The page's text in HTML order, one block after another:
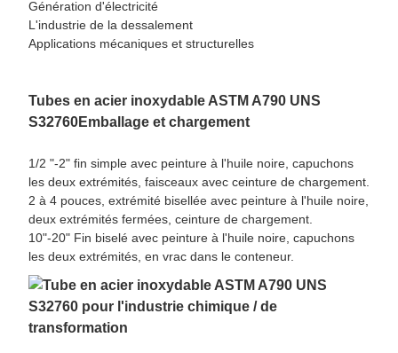
Génération d'électricité
L'industrie de la dessalement
Applications mécaniques et structurelles
Tubes en acier inoxydable ASTM A790 UNS
S32760Emballage et chargement
1/2 "-2" fin simple avec peinture à l'huile noire, capuchons
les deux extrémités, faisceaux avec ceinture de chargement.
2 à 4 pouces, extrémité bisellée avec peinture à l'huile noire,
deux extrémités fermées, ceinture de chargement.
10"-20" Fin biselé avec peinture à l'huile noire, capuchons
les deux extrémités, en vrac dans le conteneur.